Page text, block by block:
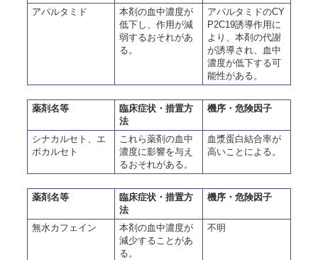
アパルタミド
本剤の血中濃度が
低下し、作用が減
弱するおそれがあ
る。
アパルタミドのCY
P2C19誘導作用に
より、本剤の代謝
が誘導され、血中
濃度が低下する可
能性がある。
薬剤名等
臨床症状・措置方
法
機序・危険因子
シナカルセト、エ
ボカルセト
これら薬剤の血中
濃度に影響を与え
るおそれがある。
血漿蛋白結合率が
高いことによる。
薬剤名等
臨床症状・措置方
法
機序・危険因子
無水カフェイン
本剤の血中濃度が
減少することがあ
る。
不明